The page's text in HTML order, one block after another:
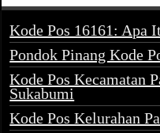
Kode Pos 16161: Apa
Pondok Pinang Kode
Kode Pos Kecamatan
Sukabumi
Kode Pos Kelurahan